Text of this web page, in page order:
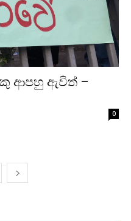
ආපහු ඇවිත් –
0